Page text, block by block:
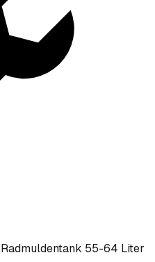
Radmuldentank 55-64 Liter